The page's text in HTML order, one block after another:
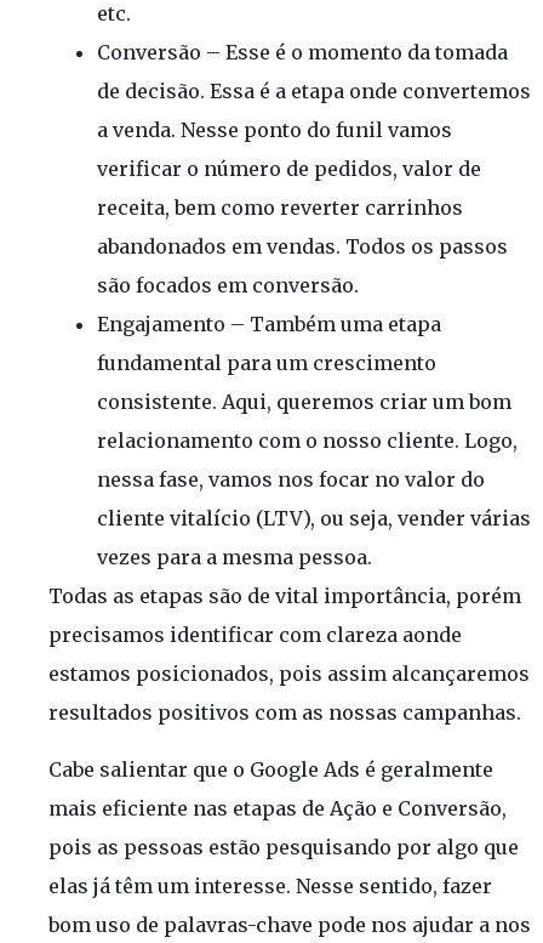
etc.
Conversão – Esse é o momento da tomada
de decisão. Essa é a etapa onde convertemos
a venda. Nesse ponto do funil vamos
verificar o número de pedidos, valor de
receita, bem como reverter carrinhos
abandonados em vendas. Todos os passos
são focados em conversão.
Engajamento – Também uma etapa
fundamental para um crescimento
consistente. Aqui, queremos criar um bom
relacionamento com o nosso cliente. Logo,
nessa fase, vamos nos focar no valor do
cliente vitalício (LTV), ou seja, vender várias
vezes para a mesma pessoa.
Todas as etapas são de vital importância, porém
precisamos identificar com clareza aonde
estamos posicionados, pois assim alcançaremos
resultados positivos com as nossas campanhas.
Cabe salientar que o Google Ads é geralmente
mais eficiente nas etapas de Ação e Conversão,
pois as pessoas estão pesquisando por algo que
elas já têm um interesse. Nesse sentido, fazer
bom uso de palavras-chave pode nos ajudar a nos